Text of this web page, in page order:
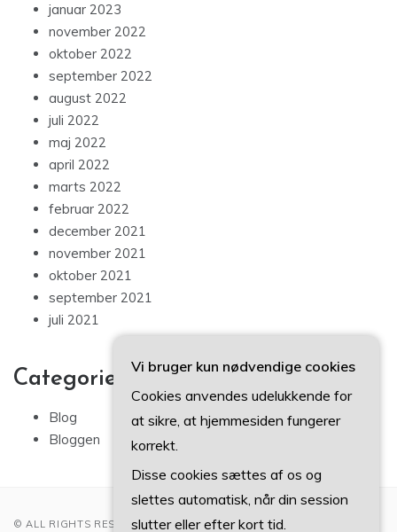
januar 2023
november 2022
oktober 2022
september 2022
august 2022
juli 2022
maj 2022
april 2022
marts 2022
februar 2022
december 2021
november 2021
oktober 2021
september 2021
juli 2021
Categories
Blog
Bloggen
© ALL RIGHTS RESERVED 2022
Vi bruger kun nødvendige cookies
Cookies anvendes udelukkende for
at sikre, at hjemmesiden fungerer
korrekt.
Disse cookies sættes af os og
slettes automatisk, når din session
slutter eller efter kort tid.